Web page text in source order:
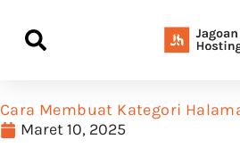
Cara Membuat Kategori
Maret 10, 2025